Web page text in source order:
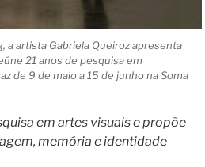
a artista Gabriela Queiroz apresenta
21 anos de pesquisa em
de 9 de maio a 15 de junho na Soma
em artes visuais e propõe
memória e identidade